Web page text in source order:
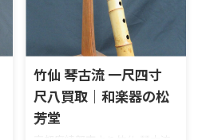
本の伝統楽器として、特に都山
流のものは高い評価を受けて
います。その中でも竹仙や ...
的なヒビがあるのが残念です
が、精一杯のお値段をつけさ
せていただきました。お売り
いただき、ありがとうございま
した。 【仕様】都山流 在銘
勝関長さ：一尺八寸（約
54cm）歌口：内径 約 2.1cm /
竹仙 琴古流 一尺四寸
尺八買取｜和楽器の松
芳堂